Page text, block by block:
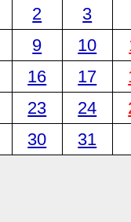
2
3
9 10
16 17
23 24
30 31